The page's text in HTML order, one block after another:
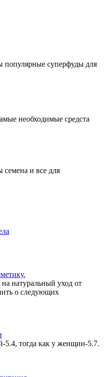
популярные суперфуды для
необходимые средста
и все для
на натуральный уход от
о следующих
тогда как у женщин-5.7.